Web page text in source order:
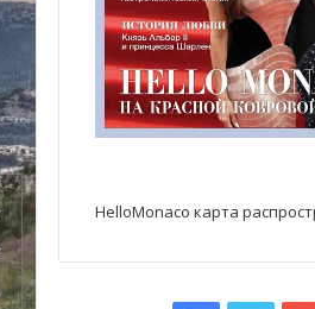
HelloMonaco карта